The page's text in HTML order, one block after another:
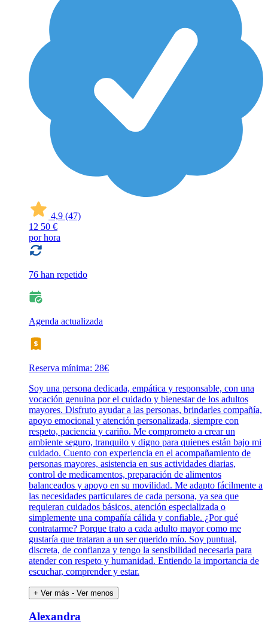
4,9 (47)
12 50 €
por hora
76 han repetido
Agenda actualizada
Reserva mínima: 28€
Soy una persona dedicada, empática y responsable, con una
vocación genuina por el cuidado y bienestar de los adultos
mayores. Disfruto ayudar a las personas, brindarles compañía,
apoyo emocional y atención personalizada, siempre con
respeto, paciencia y cariño. Me comprometo a crear un
ambiente seguro, tranquilo y digno para quienes están bajo mi
cuidado. Cuento con experiencia en el acompañamiento de
personas mayores, asistencia en sus actividades diarias,
control de medicamentos, preparación de alimentos
balanceados y apoyo en su movilidad. Me adapto fácilmente a
las necesidades particulares de cada persona, ya sea que
requieran cuidados básicos, atención especializada o
simplemente una compañía cálida y confiable. ¿Por qué
contratarme? Porque trato a cada adulto mayor como me
gustaría que trataran a un ser querido mío. Soy puntual,
discreta, de confianza y tengo la sensibilidad necesaria para
atender con respeto y humanidad. Entiendo la importancia de
escuchar, comprender y estar.
+ Ver más - Ver menos
Alexandra